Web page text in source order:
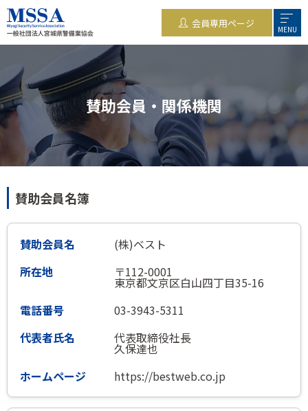
会員専用ページ MENU
賛助会員・関係機関
賛助会員名簿
(株)ベスト
〒112-0001
東京都文京区白山四丁目35-16
03-3943-5311
代表取締役社長
久保達也
https://bestweb.co.jp